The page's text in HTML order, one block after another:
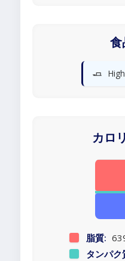
食
🧈
カロ
脂質:
タンパク